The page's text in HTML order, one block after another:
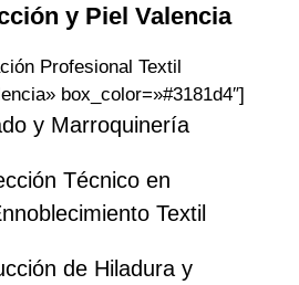
y Piel Valencia
Profesional Textil
box_color=»#3181d4″]
y Marroquinería
Técnico en
Textil
de Hiladura y